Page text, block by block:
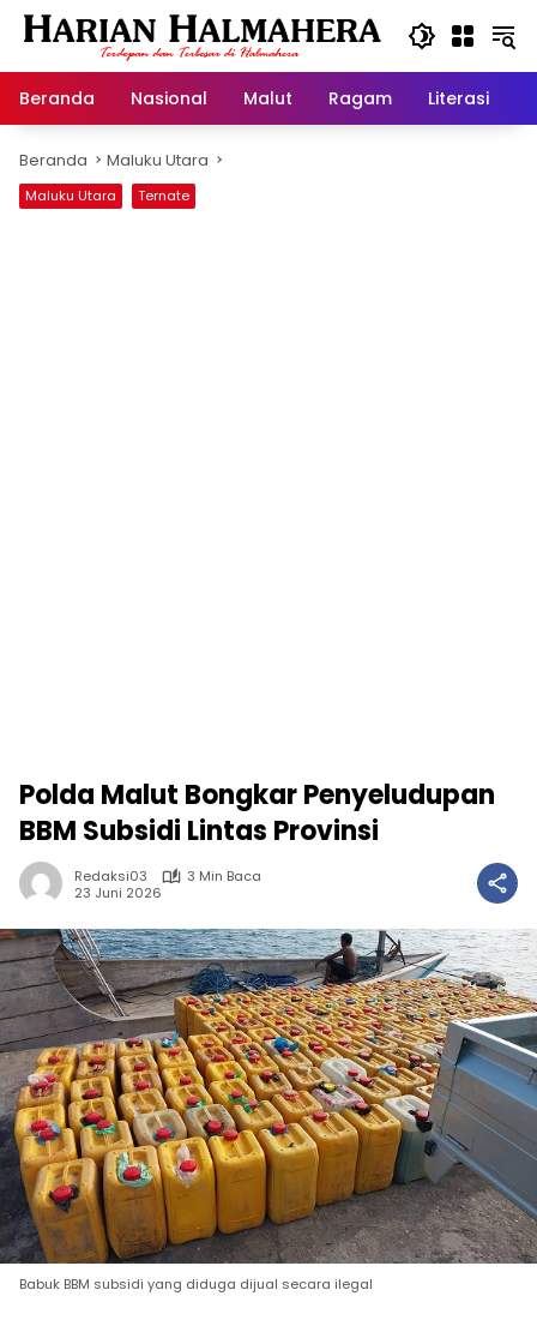
Langsung
Beranda
Nasional Malut Ragam Literasi
Beranda Maluku Utara
Maluku Utara Ternate
Polda Malut Bongkar Penyeludupan
BBM Subsidi Lintas Provinsi
Redaksi03
3 Min Baca
23 Juni 2026
Babuk BBM subsidi yang diduga dijual secara ilegal